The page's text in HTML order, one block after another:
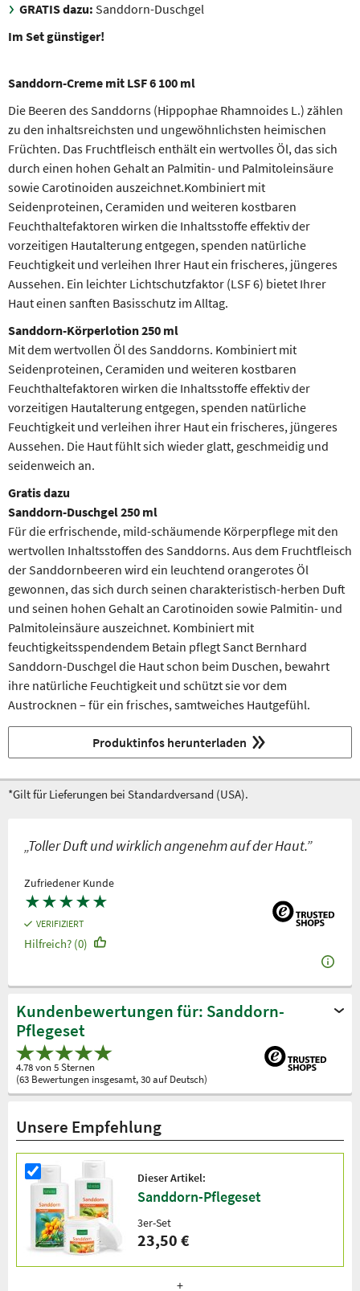
GRATIS dazu: Sanddorn-Duschgel
Im Set günstiger!
Sanddorn-Creme mit LSF 6 100 ml
Die Beeren des Sanddorns (Hippophae Rhamnoides L.) zählen
zu den inhaltsreichsten und ungewöhnlichsten heimischen
Früchten. Das Fruchtfleisch enthält ein wertvolles Öl, das sich
durch einen hohen Gehalt an Palmitin- und Palmitoleinsäure
sowie Carotinoiden auszeichnet.Kombiniert mit
Seidenproteinen, Ceramiden und weiteren kostbaren
Feuchthaltefaktoren wirken die Inhaltsstoffe effektiv der
vorzeitigen Hautalterung entgegen, spenden natürliche
Feuchtigkeit und verleihen Ihrer Haut ein frischeres, jüngeres
Aussehen. Ein leichter Lichtschutzfaktor (LSF 6) bietet Ihrer
Hauteinen sanften Basisschutz im Alltag.
Sanddorn-Körperlotion 250 ml
Mit dem wertvollen Öl des Sanddorns. Kombiniert mit
Seidenproteinen, Ceramiden und weiteren kostbaren
Feuchthaltefaktoren wirken die Inhaltsstoffe effektiv der
vorzeitigen Hautalterung entgegen, spenden natürliche
Feuchtigkeit und verleihen ihrer Haut ein frischeres, jüngeres
Aussehen. Die Haut fühlt sich wieder glatt, geschmeidig und
seidenweich an.
Gratis dazu
Sanddorn-Duschgel 250 ml
Für die erfrischende, mild-schäumende Körperpflege mit den
wertvollen Inhaltsstoffen des Sanddorns. Aus dem Fruchtfleisch
der Sanddornbeeren wird ein leuchtend orangerotes Öl
gewonnen, das sich durch seinen charakteristisch-herben Duft
und seinen hohen Gehalt an Carotinoiden sowie Palmitin- und
Palmitoleinsäure auszeichnet. Kombiniert mit
feuchtigkeitsspendendem Betain pflegt Sanct Bernhard
Sanddorn-Duschgel die Haut schon beim Duschen, bewahrt
ihre natürliche Feuchtigkeit und schützt sie vor dem
Austrocknen – für ein frisches, samtweiches Hautgefühl.
Produktinfos herunterladen
*Gilt für Lieferungen bei Standardversand (USA).
„Toller Duft und wirklich angenehm auf der Haut.”
Zufriedener Kunde
★★★★★
VERIFIZIERT
Hilfreich? (0)
Kundenbewertungen für: Sanddorn-
Pflegeset
4.78 von 5 Sternen
(63 Bewertungen insgesamt, 30 auf Deutsch)
Unsere Empfehlung
Dieser Artikel:
Sanddorn-Pflegeset
3er-Set
23,50 €